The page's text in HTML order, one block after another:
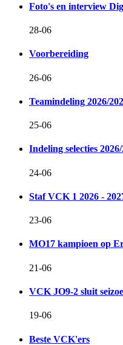
Foto's en interview
28-06
Voorbereiding
26-06
Teamindeling 2026/
25-06
Indeling selecties
24-06
Staf VCK 1 2026 -
23-06
MO17 kampioen op
21-06
VCK JO9-2 sluit
19-06
Beste VCK'ers